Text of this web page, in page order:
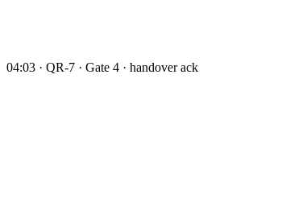
04:03 · QR-7 · Gate 4 · handover ack